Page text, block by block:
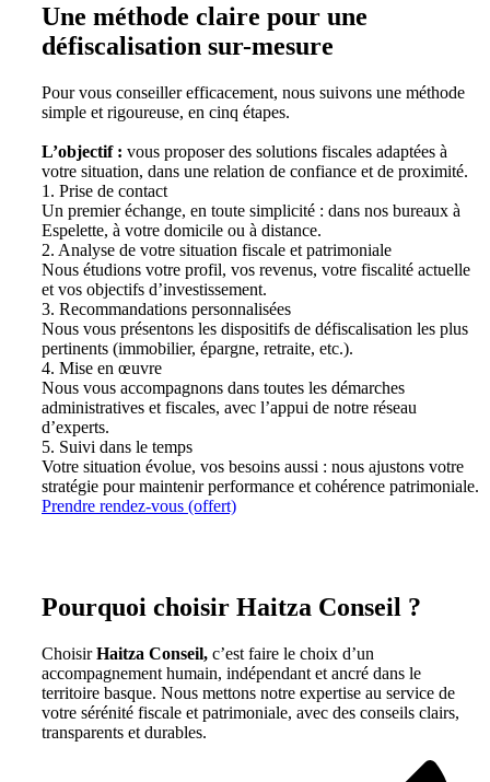
Une méthode claire pour une
défiscalisation sur-mesure
Pour vous conseiller efficacement, nous suivons une méthode
simple et rigoureuse, en cinq étapes.
L’objectif : vous proposer des solutions fiscales adaptées à
votre situation, dans une relation de confiance et de proximité.
1. Prise de contact
Un premier échange, en toute simplicité : dans nos bureaux à
Espelette, à votre domicile ou à distance.
2. Analyse de votre situation fiscale et patrimoniale
Nous étudions votre profil, vos revenus, votre fiscalité actuelle
et vos objectifs d’investissement.
3. Recommandations personnalisées
Nous vous présentons les dispositifs de défiscalisation les plus
pertinents (immobilier, épargne, retraite, etc.).
4. Mise en œuvre
Nous vous accompagnons dans toutes les démarches
administratives et fiscales, avec l’appui de notre réseau
d’experts.
5. Suivi dans le temps
Votre situation évolue, vos besoins aussi : nous ajustons votre
stratégie pour maintenir performance et cohérence patrimoniale.
Prendre rendez-vous (offert)
Pourquoi choisir Haitza Conseil ?
ChoisirHaitza Conseil, c’est faire le choix d’un
accompagnement humain, indépendant et ancré dans le
territoire basque. Nous mettons notre expertise au service de
votre sérénité fiscale et patrimoniale, avec des conseils clairs,
transparents et durables.